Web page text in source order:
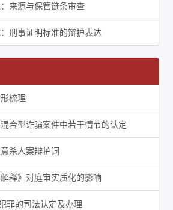
来源与保管链条审查
刑事证明标准的辩护表达
梳理
合型诈骗案件中若干情节的认定
杀人案辩护词
释》对庭审实质化的影响
罪的司法认定及办理